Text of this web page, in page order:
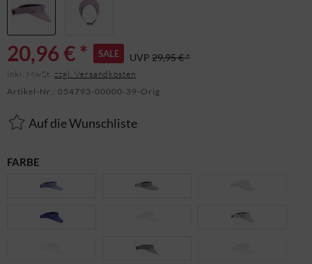
20,96 € * SALE UVP 29,95 € *
inkl. MwSt. zzgl. Versandkosten
Artikel-Nr.: 054793-00000-39-Orig
Auf die Wunschliste
FARBE